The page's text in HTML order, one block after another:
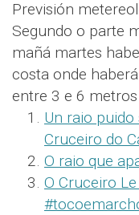
Previsión
Segundo o parte
mañá martes
costa onde
entre 3 e 6
Un raio
Cruceiro do
O raio que
O Cruceiro